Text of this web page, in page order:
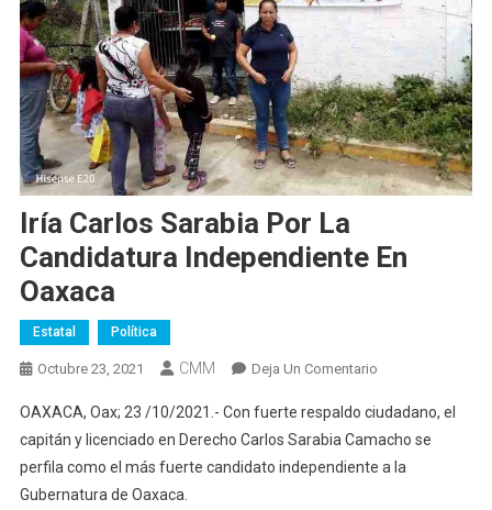
Iría Carlos Sarabia Por La
Candidatura Independiente En
Oaxaca
Estatal Política
Octubre 23, 2021 CMM Deja Un ComentarioEn
Carlos
Sarabia
Por
OAXACA, Oax; 23 /10/2021.- Con fuerte respaldo ciudadano, el
capitán y licenciado en Derecho Carlos Sarabia Camacho se
perfila como el más fuerte candidato independiente a la
Gubernatura de Oaxaca.